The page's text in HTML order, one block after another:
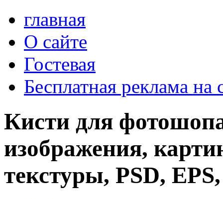
главная
О сайте
Гостевая
Бесплатная реклама на
Кисти для
изображения,
текстуры, PSD,